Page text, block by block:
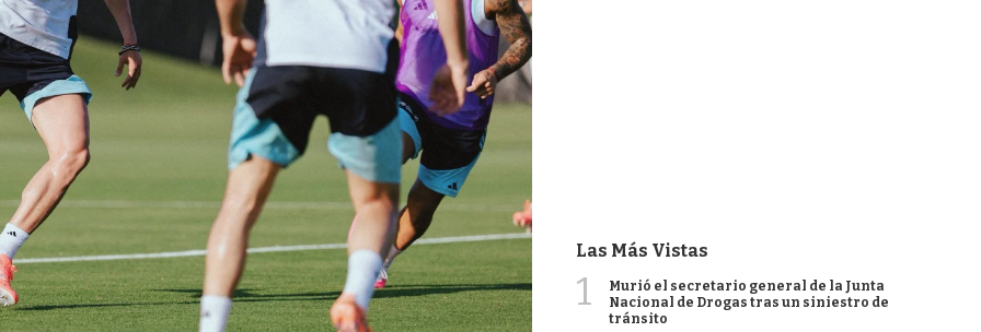
Las Más Vistas
1
Murió el secretario general de la Junta
Nacional de Drogas tras un siniestro de
tránsito